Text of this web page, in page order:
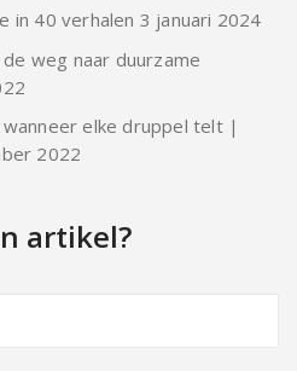
in 40 verhalen 3 januari 2024
weg naar duurzame
wanneer elke druppel telt |
2022
artikel?